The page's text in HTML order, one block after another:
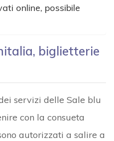
online, possibile
biglietterie
servizi delle Sale blu
con la consueta
autorizzati a salire a